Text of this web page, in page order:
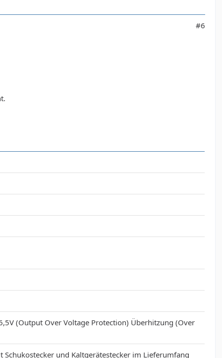
#6
(Output Over Voltage Protection) Überhitzung (Over
und Kaltgerätestecker im Lieferumfang